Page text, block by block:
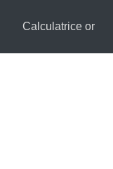
Calculatrice or